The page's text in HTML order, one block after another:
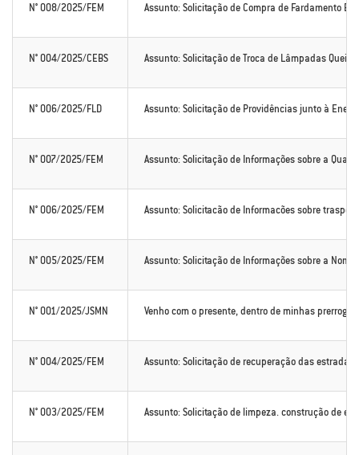
N° 008/2025/FEM Assunto: Solicitação de Compra de Fardamento
N° 004/2025/CEBS Assunto: Solicitação de Troca de Lâmpadas
N° 006/2025/FLD Assunto: Solicitação de Providências junto à Enel
N° 007/2025/FEM Assunto: Solicitação de Informações sobre a
N° 006/2025/FEM Assunto: Solicitacão de Informacões sobre
N° 005/2025/FEM Assunto: Solicitação de Informações sobre a
N° 001/2025/JSMN Venho com o presente, dentro de minhas
N° 004/2025/FEM Assunto: Solicitação de recuperação das estradas
N° 003/2025/FEM Assunto: Solicitação de limpeza. construção de